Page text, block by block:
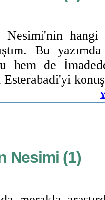
hangi
Bu
hem de
Nesimi (1)